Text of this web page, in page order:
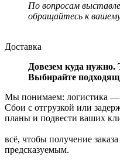
По вопросам
обращайтесь к
Доставка
Довезем куда нужно.
Выбирайте
Мы понимаем: логистика —
Сбои с отгрузкой или
планы и
Поэтому
всё, чтобы получение
предсказуемым.